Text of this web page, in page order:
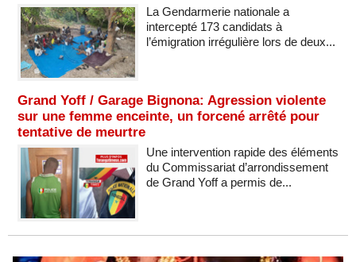
La Gendarmerie nationale a
intercepté 173 candidats à
l’émigration irrégulière lors de deux...
Grand Yoff / Garage Bignona: Agression violente
sur une femme enceinte, un forcené arrêté pour
tentative de meurtre
Une intervention rapide des éléments
du Commissariat d’arrondissement
de Grand Yoff a permis de...